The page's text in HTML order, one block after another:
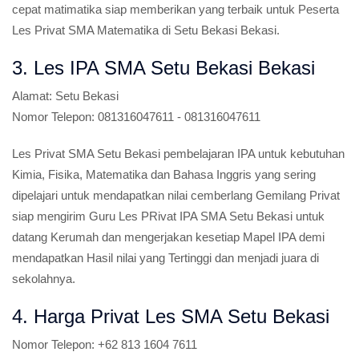
cepat matimatika siap memberikan yang terbaik untuk Peserta
Les Privat SMA Matematika di Setu Bekasi Bekasi.
3. Les IPA SMA Setu Bekasi Bekasi
Alamat: Setu Bekasi
Nomor Telepon: 081316047611 - 081316047611
Les Privat SMA Setu Bekasi pembelajaran IPA untuk kebutuhan
Kimia, Fisika, Matematika dan Bahasa Inggris yang sering
dipelajari untuk mendapatkan nilai cemberlang Gemilang Privat
siap mengirim Guru Les PRivat IPA SMA Setu Bekasi untuk
datang Kerumah dan mengerjakan kesetiap Mapel IPA demi
mendapatkan Hasil nilai yang Tertinggi dan menjadi juara di
sekolahnya.
4. Harga Privat Les SMA Setu Bekasi
Nomor Telepon: +62 813 1604 7611